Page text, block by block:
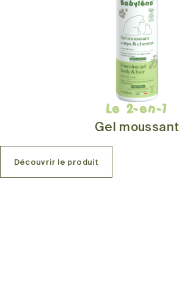
Le 2-en-1
Gel moussant
Découvrir le produit